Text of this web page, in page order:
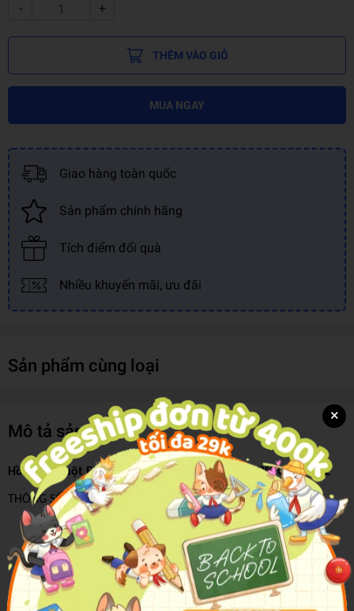
- +
THÊM VÀO GIỎ
MUA NGAY
Giao hàng toàn quốc
Sản phẩm chính hãng
Tích điểm đổi quà
Nhiều khuyến mãi, ưu đãi
Sản phẩm cùng loại
Mô tả sản phẩm
Hồng Hà Ruột Bìa Còng B5, 160TR, ĐL 100/76-78% Caro 3022
THÔNG SỐ KỸ THUẬT
Số trang: 160 trang
Phân loại: Ruột giấy kẻ caro
Định lượng: 100g/m²
×